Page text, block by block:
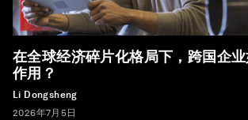
在全球经济碎片化格局下，跨国企
作用？
Li Dongsheng
2026年7月5日